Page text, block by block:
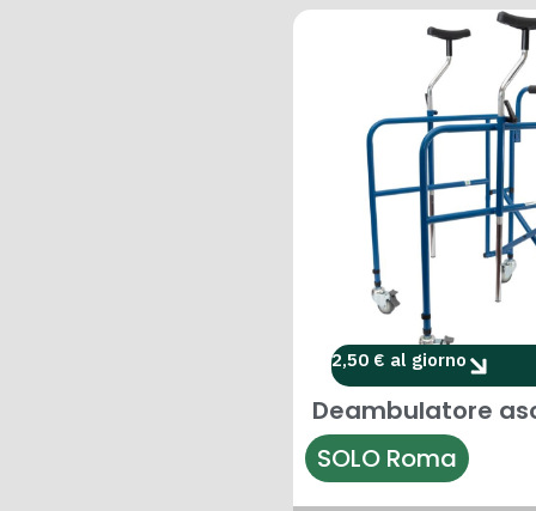
2,50 € al giorno
Deambulatore
SOLO Roma